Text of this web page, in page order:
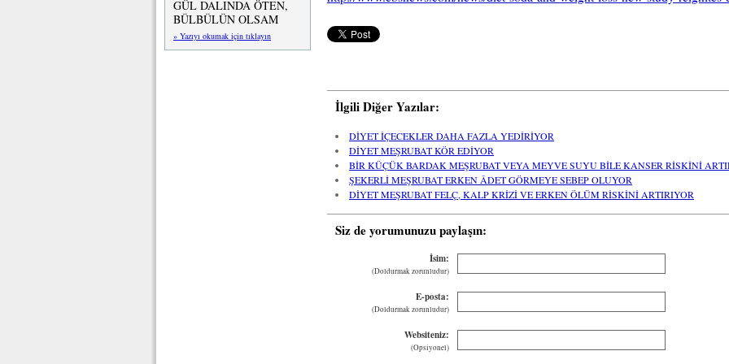
GÜL DALINDA ÖTEN,
BÜLBÜLÜN OLSAM
» Yazıyı okumak için tıklayın
İlgili Diğer Yazılar:
DİYET İÇECEKLER DAHA FAZLA YEDİRİYOR
DİYET MEŞRUBAT KÖR EDİYOR
BİR KÜÇÜK BARDAK MEŞRUBAT VEYA MEYVE SUYU BİLE KANSER RİSKİNİ
ŞEKERLİ MEŞRUBAT ERKEN ÂDET GÖRMEYE SEBEP OLUYOR
DİYET MEŞRUBAT FELÇ, KALP KRİZİ VE ERKEN ÖLÜM RİSKİNİ ARTIRIYOR
Siz de yorumunuzu paylaşın:
İsim:
(Doldurmak zorunludur)
E-posta:
(Doldurmak zorunludur)
Websiteniz:
(Opsiyonel)